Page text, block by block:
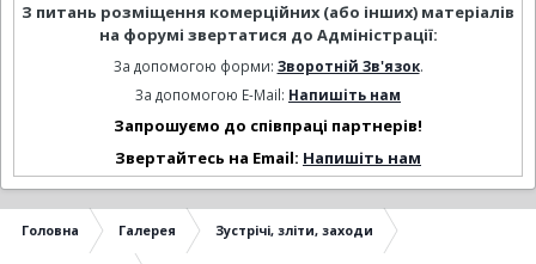
З питань розміщення комерційних (або інших) матеріалів
на форумі звертатися до Адміністрації:
За допомогою форми: Зворотній Зв'язок.
За допомогою E-Mail: Напишіть нам
Запрошуємо до співпраці партнерів!
Звертайтесь на Email: Напишіть нам
Головна Галерея Зустрічі, зліти, заходи